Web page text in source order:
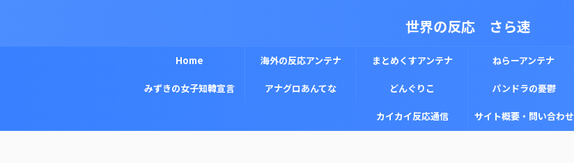
世界の反応 さら速
Home 海外の反応アンテナ まとめくすアンテナ ねらーアンテナ
みずきの女子知韓宣言 アナグロあんてな どんぐりこ パンドラの憂鬱
カイカイ反応通信 サイト概要・問い合わせ